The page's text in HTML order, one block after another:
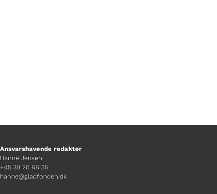
Ansvarshavende redaktør
Hanne Jensen
+45 30 20 68 35
hanne@gladfonden.dk